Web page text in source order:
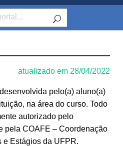
Canais
atualizado em 28/04/2022
pelo(a) aluno(a)
na área do curso. Todo
autorizado pelo
pela COAFE – Coordenação
e Estágios da UFPR.